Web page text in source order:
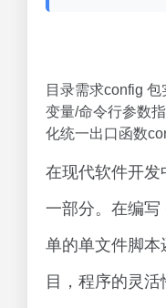
目录需求config
变量/命令行参数
化统一出口函数
在现代软件开发
一部分。在编
单的单文件脚本
目，程序的灵